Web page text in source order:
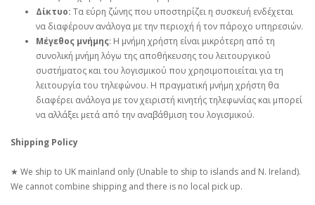
Δίκτυο: Τα εύρη ζώνης που υποστηρίζει η συσκευή ενδέχεται
να διαφέρουν ανάλογα με την περιοχή ή τον πάροχο υπηρεσιών.
Μέγεθος μνήμης: Η μνήμη χρήστη είναι μικρότερη από τη
συνολική μνήμη λόγω της αποθήκευσης του λειτουργικού
συστήματος και του λογισμικού που χρησιμοποιείται για τη
λειτουργία του τηλεφώνου. Η πραγματική μνήμη χρήστη θα
διαφέρει ανάλογα με τον χειριστή κινητής τηλεφωνίας και μπορεί
να αλλάξει μετά από την αναβάθμιση του λογισμικού.
Shipping Policy
★ We ship to UK mainland only (Unable to ship to islands and N. Ireland).
We cannot combine shipping and there is no local pick up.